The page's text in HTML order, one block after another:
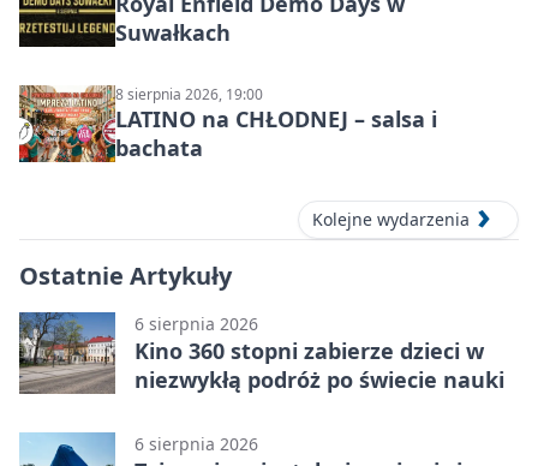
Suwałkach
8 sierpnia 2026, 19:00
LATINO na CHŁODNEJ – salsa i
bachata
Kolejne wydarzenia
Ostatnie Artykuły
6 sierpnia 2026
Kino 360 stopni zabierze dzieci w
niezwykłą podróż po świecie nauki
6 sierpnia 2026